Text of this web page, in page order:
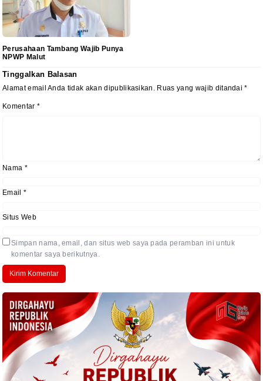
Perusahaan Tambang Wajib Punya
NPWP Malut
Tinggalkan Balasan
Alamat email Anda tidak akan dipublikasikan. Ruas yang wajib ditandai*
Komentar *
Nama *
Email *
Situs Web
Simpan nama, email, dan situs web saya pada peramban ini untuk
komentar saya berikutnya.